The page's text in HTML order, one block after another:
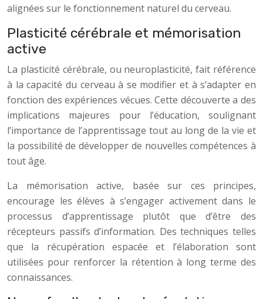
alignées sur le fonctionnement naturel du cerveau.
Plasticité cérébrale et mémorisation
active
La plasticité cérébrale, ou neuroplasticité, fait référence
à la capacité du cerveau à se modifier et à s’adapter en
fonction des expériences vécues. Cette découverte a des
implications majeures pour l’éducation, soulignant
l’importance de l’apprentissage tout au long de la vie et
la possibilité de développer de nouvelles compétences à
tout âge.
La mémorisation active, basée sur ces principes,
encourage les élèves à s’engager activement dans le
processus d’apprentissage plutôt que d’être des
récepteurs passifs d’information. Des techniques telles
que la récupération espacée et l’élaboration sont
utilisées pour renforcer la rétention à long terme des
connaissances.